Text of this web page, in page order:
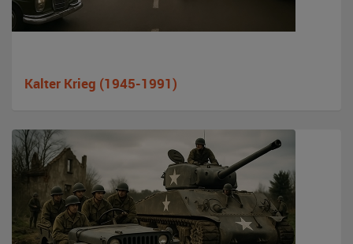
Kalter Krieg (1945-1991)